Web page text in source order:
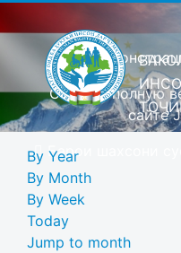
Это
Скачать полную
сайте
Барои шахсони
By Year
By Month
By Week
Today
Jump to month